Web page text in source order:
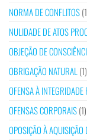
NORMA DE CONFLITOS
NULIDADE DE ATOS
OBJEÇÃO DE
OBRIGAÇÃO NATURAL (1)
OFENSA À INTEGRIDADE
OFENSAS CORPORAIS(1)
OPOSIÇÃO À